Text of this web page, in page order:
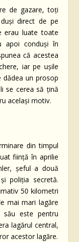
de gazare, toți
direct de pe
erau luate toate
apoi conduşi în
că acestea
iar pe ușile
dădea un prosop
se cerea să țină
același motiv.
din timpul
ființă în aprilie
șeful a două
poliția secretă.
50 kilometri
mai mari lagăre
său este pentru
lagărul central,
acestor lagăre.